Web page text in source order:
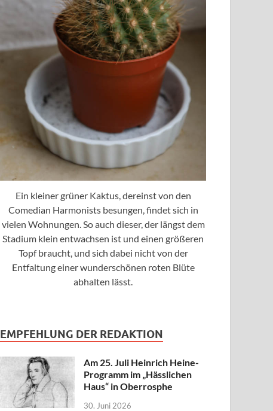
Ein kleiner grüner Kaktus, dereinst von den
Comedian Harmonists besungen, findet sich in
vielen Wohnungen. So auch dieser, der längst dem
Stadium klein entwachsen ist und einen größeren
Topf braucht, und sich dabei nicht von der
Entfaltung einer wunderschönen roten Blüte
abhalten lässt.
EMPFEHLUNG DER REDAKTION
Am 25. Juli Heinrich Heine-
Programm im „Hässlichen
Haus“ in Oberrosphe
30. Juni 2026